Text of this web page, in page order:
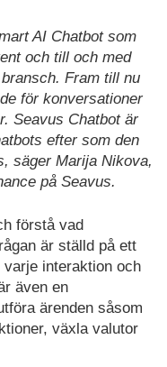
AI Chatbot som
och till och med
Fram till nu
för konversationer
Seavus Chatbot är
efter som den
säger Marija Nikova,
på Seavus.
förstå vad
är ställd på ett
interaktion och
även en
ärenden såsom
växla valutor